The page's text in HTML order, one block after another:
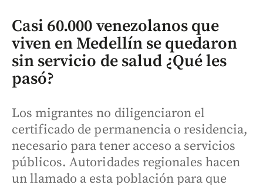
Casi 60.000 venezolanos que
viven en Medellín se quedaron
sin servicio de salud ¿Qué les
pasó?
Los migrantes no diligenciaron el
certificado de permanencia o residencia,
necesario para tener acceso a servicios
públicos. Autoridades regionales hacen
un llamado a esta población para que